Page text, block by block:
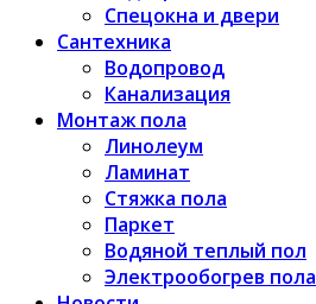
Спецокна и двери
Сантехника
Водопровод
Канализация
Монтаж пола
Линолеум
Ламинат
Стяжка пола
Паркет
Водяной теплый пол
Электрообогрев пола